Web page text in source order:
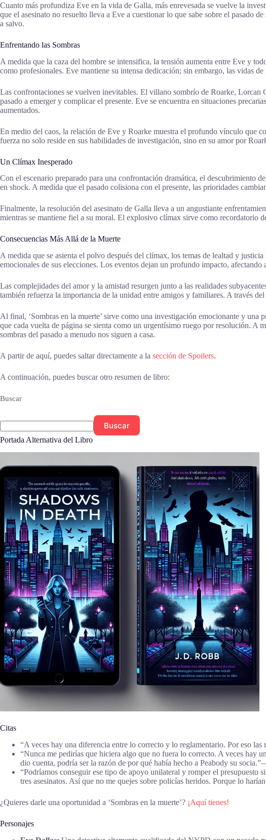
Cuanto más profundiza Eve en la vida de Galla, más enrevesada se vuelve la
que el asesinato no resuelto lleva a Eve a cuestionar lo que sabe sobre el pasado
a salvo.
Enfrentando las Sombras
A medida que la caza del hombre se intensifica, la tensión aumenta entre Eve y
como profesionales. Eve mantiene su intensa dedicación; sin embargo, las vidas
Las confrontaciones se vuelven inevitables. El villano sombrío de Roarke, Lorcan
pasado a emerger y complicar el presente. Eve se encuentra en situaciones
aumentados.
En medio del caos, la relación de Eve y Roarke muestra el profundo vínculo que
fuerza no solo reside en sus habilidades de investigación, sino en su amor por
Un Clímax Inesperado
Con el escenario preparado para una confrontación dramática, el descubrimiento
en shock. A medida que el pasado colisiona con el presente, las prioridades
Finalmente, la resolución del asesinato de Galla lleva a un angustiante
mientras se mantiene fiel a su moral. El explosivo clímax sirve como recordatorio
Consecuencias Más Allá de la Muerte
A medida que se asienta el polvo después del clímax, los temas de lealtad y
emocionales de sus elecciones. Los eventos dejan un profundo impacto,
Las complejidades del amor y la amistad resurgen junto a las realidades
también refuerza la importancia de la unidad entre amigos y familiares. A través
Al final, ‘Sombras en la muerte’ sirve como una investigación emocionante y
que cada vuelta de página se sienta como un urgentísimo ruego por resolución. A
sombras del pasado a menudo nos siguen a casa.
A partir de aquí, puedes saltar directamente a la sección de Spoilers.
A continuación, puedes buscar otro resumen de libro:
Buscar
Buscar
Portada Alternativa del Libro
Citas
“A veces hay una diferencia entre lo correcto y lo reglamentario. Por eso
“Nunca me pedirías que hiciera algo que no fuera lo correcto. A veces hay
dio cuenta, podría ser la razón de por qué había hecho a Peabody su
“Podríamos conseguir ese tipo de apoyo unilateral y romper el presupuesto
tres asesinatos. Así que no me quejes sobre policías heridos. Porque lo
¿Quieres darle una oportunidad a ‘Sombras en la muerte’? ¡Aquí tienes!
Personajes